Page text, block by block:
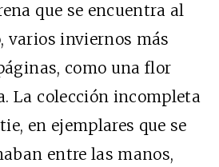
que se encuentra al
varios inviernos más
como una flor
La colección incompleta
en ejemplares que se
entre las manos,